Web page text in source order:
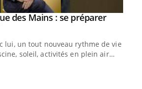
des Mains : se préparer
lui, un tout nouveau rythme de vie !
soleil, activités en plein air…